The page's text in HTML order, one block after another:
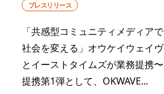
プレスリリース
「共感型コミュニティメディアで
社会を変える」オウケイウェイヴ
とイーストタイムズが業務提携〜
提携第1弾として、OKWAVE...